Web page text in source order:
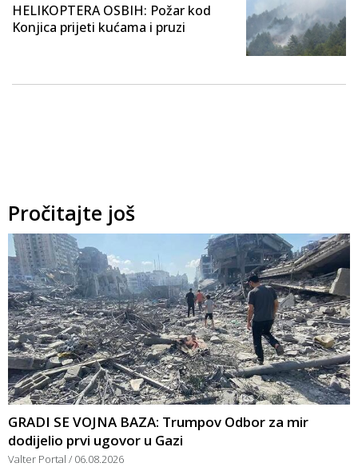
HELIKOPTERA OSBIH: Požar kod
Konjica prijeti kućama i pruzi
Pročitajte još
GRADI SE VOJNA BAZA: Trumpov Odbor za mir
dodijelio prvi ugovor u Gazi
Valter Portal 06.08.2026